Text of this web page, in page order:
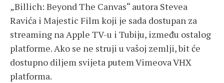
„Billich: Beyond The Canvas“ autora Stevea
Ravića i Majestic Film koji je sada dostupan za
streaming na Apple TV-u i Tubiju, između ostalog
platforme. Ako se ne struji u vašoj zemlji, bit će
dostupno diljem svijeta putem Vimeova VHX
platforma.